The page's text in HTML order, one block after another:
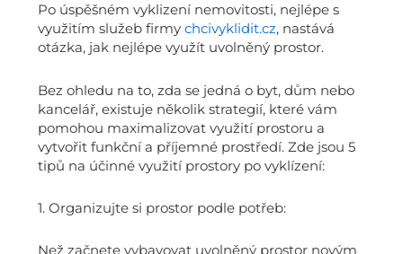
Po úspěšném vyklizení nemovitosti, nejlépe s
využitím služeb firmychcivyklidit.cz, nastává
otázka, jak nejlépe využít uvolněný prostor.
Bez ohledu na to, zda se jedná o byt, dům nebo
kancelář, existuje několik strategií, které vám
pomohou maximalizovat využití prostoru a
vytvořit funkční a příjemné prostředí. Zde jsou 5
tipů na účinné využití prostory po vyklízení:
1. Organizujte si prostor podle potřeb:
Než začnete vybavovat uvolněný prostor novým